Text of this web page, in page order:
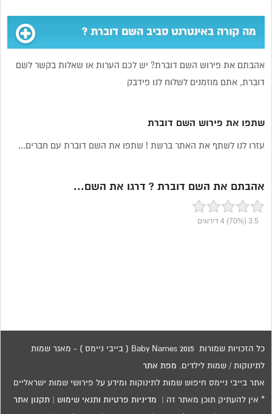
מה קורה באינטרנט סביב השם דוברת ?
אהבתם את פירוש השם דוברת? יש לכם הערות או שאלות בקשר לשם
דוברת, אתם מוזמנים לשלוח לנו פידבק
שתפו את פירוש השם דוברת
עזרו לנו לשתף את האתר ברשת ! שתפו את השם דוברת עם חברים...
אהבתם את השם דוברת ? דרגו את השם...
3.5
(70%)
4דירוגים
כל הזכויות שמורות 2015 Baby Names ( בייבי ניימס ) - מאגר שמות
לתינוקות / שמות לילדים. מפת אתר
אתר בייבי ניימס חיפוש שמות לתינוקות ומידע על פירושי שמות ישראליים
* אין להעתיק תוכן מאתר זה | מדיניות פרטיות ותנאי שימוש תקנון אתר